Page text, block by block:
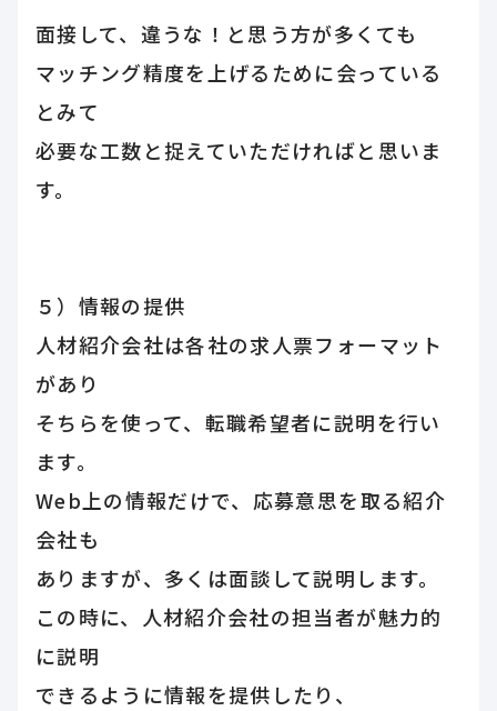
面接して、違うな！と思う方が多くても
マッチング精度を上げるために会っている
とみて
必要な工数と捉えていただければと思いま
す。
５）情報の提供
人材紹介会社は各社の求人票フォーマット
があり
そちらを使って、転職希望者に説明を行い
ます。
Web上の情報だけで、応募意思を取る紹介
会社も
ありますが、多くは面談して説明します。
この時に、人材紹介会社の担当者が魅力的
に説明
できるように情報を提供したり、